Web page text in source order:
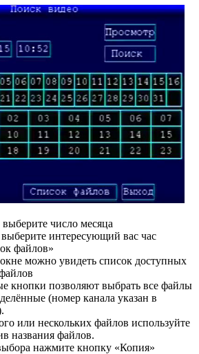
число месяца
интересующий вас час
файлов»
можно увидеть список доступных
кнопки позволяют выбрать все файлы
(номер канала указан в
или нескольких файлов используйте
названия файлов.
нажмите кнопку «Копия»